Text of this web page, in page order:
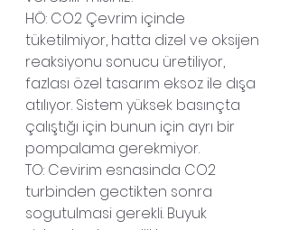
HÖ: CO2 Çevrim içinde
tüketilmiyor, hatta dizel ve oksijen
reaksiyonu sonucu üretiliyor,
fazlası özel tasarım eksoz ile dışa
atılıyor. Sistem yüksek basınçta
çalıştığı için bunun için ayrı bir
pompalama gerekmiyor.
TO: Cevirim esnasinda CO2
turbinden gectikten sonra
sogutulmasi gerekli. Buyuk